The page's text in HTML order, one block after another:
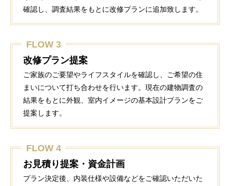
確認し、調査結果をもとに改修プランに追加致します。
FLOW 3
改修プラン提案
ご家族のご要望やライフスタイルを確認し、ご希望の住
まいについて打ち合わせを行います。現在の建物調査の
結果をもとに外観、室内イメージの基本設計プランをご
提案します。
FLOW 4
お見積り提案・資金計画
プラン決定後、内装仕様や設備などをご確認いただいた